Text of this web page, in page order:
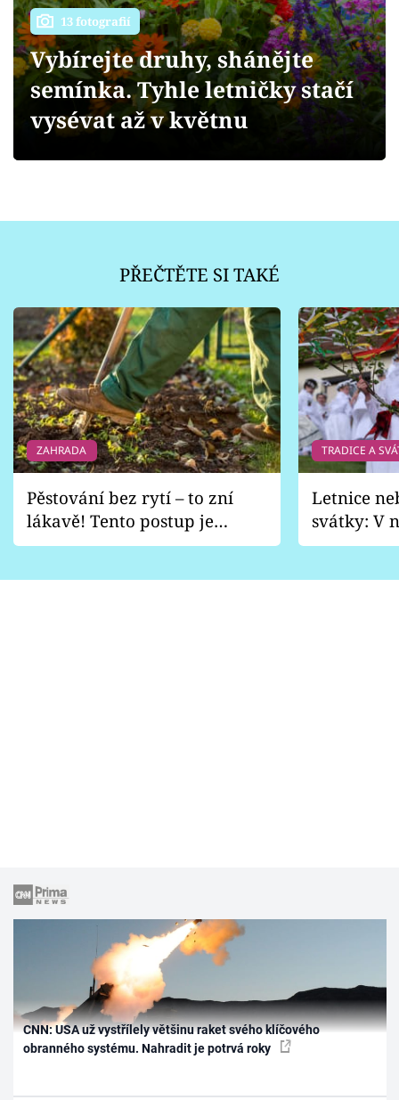
Přihlášení
Sledujte nás
13 fotografií
Vybírejte druhy, shánějte
semínka. Tyhle letničky stačí
vysévat až v květnu
PŘEČTĚTE SI TAKÉ
ZAHRADA
Pěstování bez rytí – to zní
lákavě! Tento postup je
vhodný jen pro některé
TRADICE A
Letnice
svátky: V
pondělí
CNN: USA už vystřílely většinu raket svého klíčového
obranného systému. Nahradit je potrvá roky